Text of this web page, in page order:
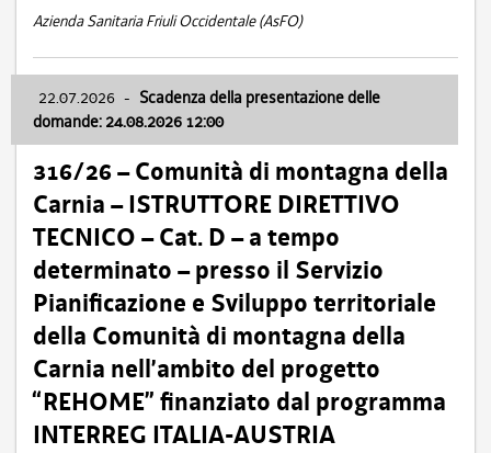
Azienda Sanitaria Friuli Occidentale (AsFO)
22.07.2026 - Scadenza della presentazione delle
domande: 24.08.2026 12:00
316/26 – Comunità di montagna della
Carnia – ISTRUTTORE DIRETTIVO
TECNICO – Cat. D – a tempo
determinato – presso il Servizio
Pianificazione e Sviluppo territoriale
della Comunità di montagna della
Carnia nell’ambito del progetto
“REHOME” finanziato dal programma
INTERREG ITALIA-AUSTRIA